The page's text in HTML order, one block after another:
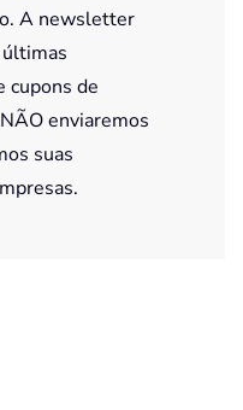
A newsletter
cupons de
enviaremos
suas